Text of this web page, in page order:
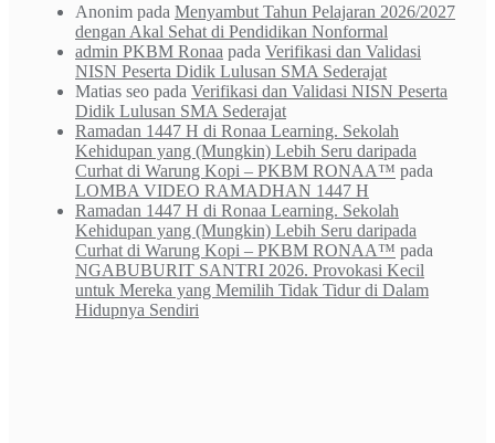
Anonim pada Menyambut Tahun Pelajaran 2026/2027
dengan Akal Sehat di Pendidikan Nonformal
admin PKBM Ronaa pada Verifikasi dan Validasi
NISN Peserta Didik Lulusan SMA Sederajat
Matias seo pada Verifikasi dan Validasi NISN Peserta
Didik Lulusan SMA Sederajat
Ramadan 1447 H di Ronaa Learning. Sekolah
Kehidupan yang (Mungkin) Lebih Seru daripada
Curhat di Warung Kopi – PKBM RONAA™ pada
LOMBA VIDEO RAMADHAN 1447 H
Ramadan 1447 H di Ronaa Learning. Sekolah
Kehidupan yang (Mungkin) Lebih Seru daripada
Curhat di Warung Kopi – PKBM RONAA™ pada
NGABUBURIT SANTRI 2026. Provokasi Kecil
untuk Mereka yang Memilih Tidak Tidur di Dalam
Hidupnya Sendiri